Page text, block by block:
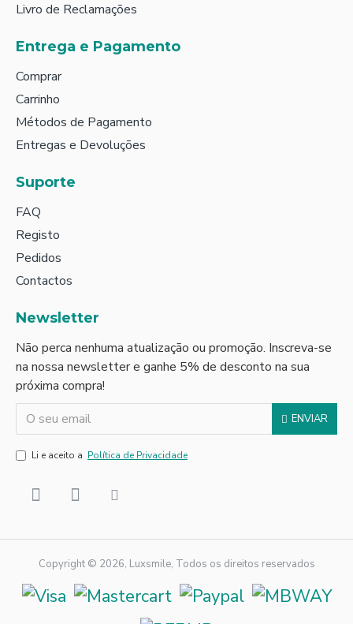
Livro de Reclamações
Entrega e Pagamento
Comprar
Carrinho
Métodos de Pagamento
Entregas e Devoluções
Suporte
FAQ
Registo
Pedidos
Contactos
Newsletter
Não perca nenhuma atualização ou promoção. Inscreva-se
na nossa newsletter e ganhe 5% de desconto na sua
próxima compra!
ENVIAR
Li e aceito a Política de Privacidade
Copyright © 2026, Luxsmile, Todos os direitos reservados